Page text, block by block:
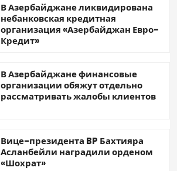
В Азербайджане ликвидирована
небанковская кредитная
организация «Азербайджан Евро-
Кредит»
В Азербайджане финансовые
организации обяжут отдельно
рассматривать жалобы клиентов
Вице-президента BP Бахтияра
Асланбейли наградили орденом
«Шохрат»